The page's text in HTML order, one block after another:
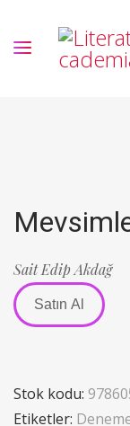
Sait Edip Akdağ
Satın Al
Stok kodu:
Etiketler: